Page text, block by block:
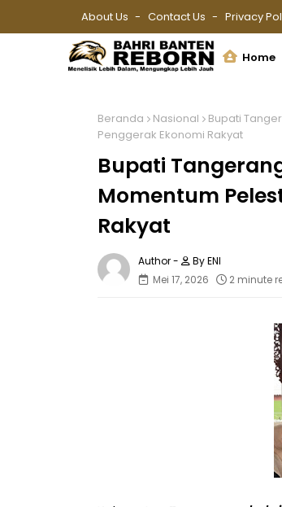
About Us Contact Us Privacy
Home
Beranda Nasional
Bupati
Penggerak Ekonomi Rakyat
Bupati
Momentum
Rakyat
By ENI
Mei 17, 2026
2 minute